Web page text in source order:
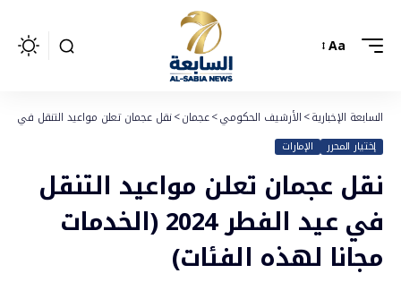
Aa
السابعة الإخبارية>الأرشيف الحكومي>عجمان>نقل عجمان تعلن مواعيد التنقل في عيد الفطر 2024 (الخدمات
إختيار المحرر الإمارات
نقل عجمان تعلن مواعيد التنقل
في عيد الفطر 2024 (الخدمات
مجانا لهذه الفئات)